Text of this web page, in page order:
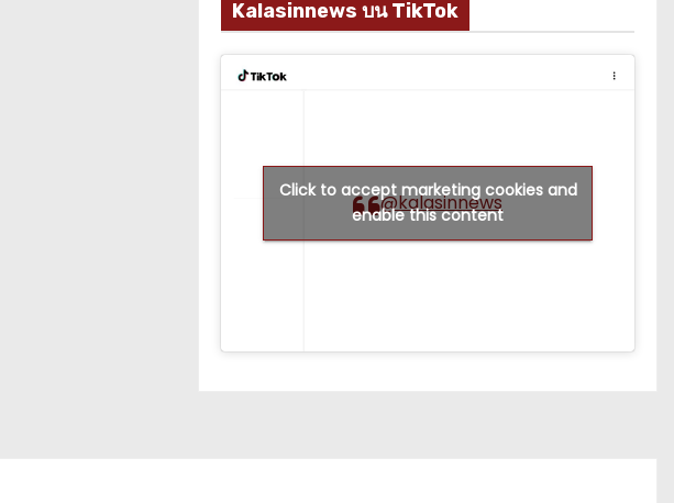
Kalasinnews บน TikTok
@kalasinnews
Click to accept marketing cookies and
enable this content